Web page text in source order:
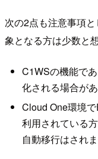
次の2点も注意事項
象となる方は少数と
C1WSの機能で
化される場合が
Cloud One環境
利用されている
自動移行はされ